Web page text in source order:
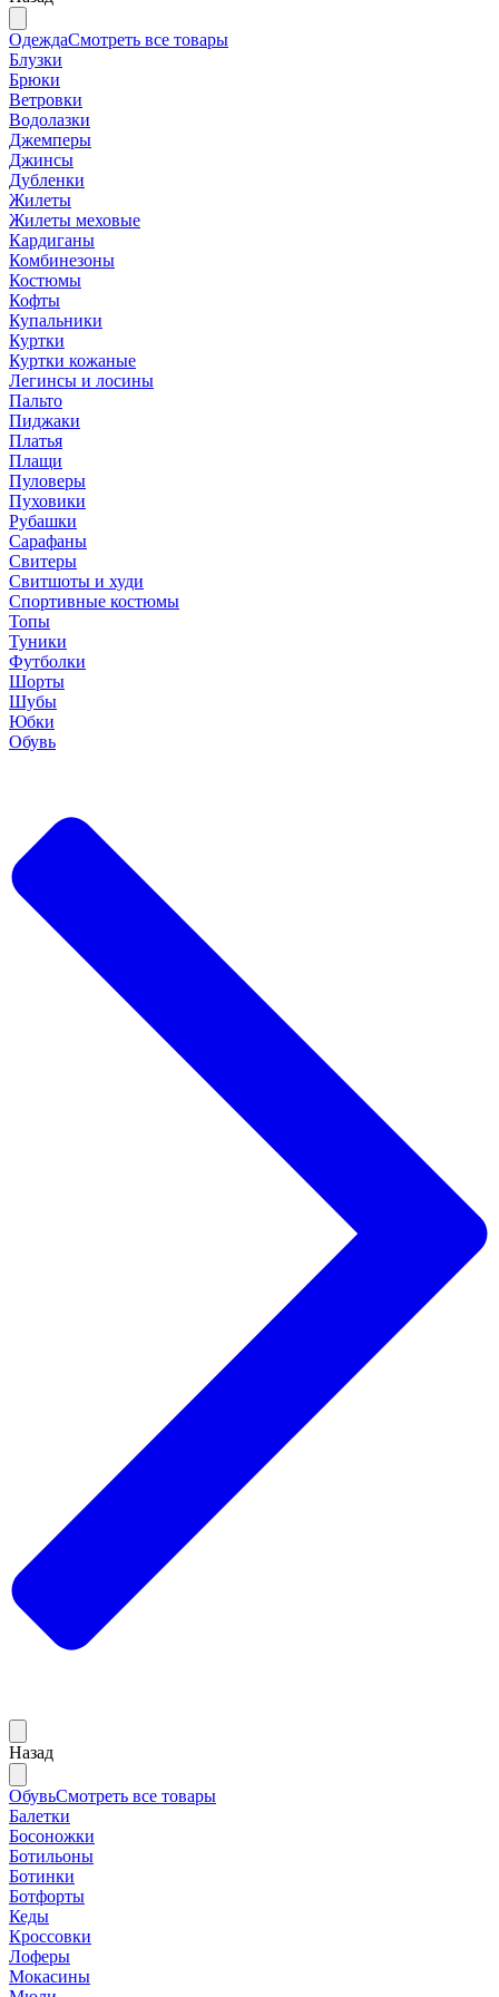
ОдеждаСмотреть все товары
Блузки
Брюки
Ветровки
Водолазки
Джемперы
Джинсы
Дубленки
Жилеты
Жилеты меховые
Кардиганы
Комбинезоны
Костюмы
Кофты
Купальники
Куртки
Куртки кожаные
Легинсы и лосины
Пальто
Пиджаки
Платья
Плащи
Пуловеры
Пуховики
Рубашки
Сарафаны
Свитеры
Свитшоты и худи
Спортивные костюмы
Топы
Туники
Футболки
Шорты
Шубы
Юбки
Обувь
Назад
ОбувьСмотреть все товары
Балетки
Босоножки
Ботильоны
Ботинки
Ботфорты
Кеды
Кроссовки
Лоферы
Мокасины